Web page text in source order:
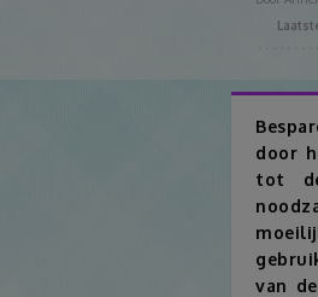
door
tot
van